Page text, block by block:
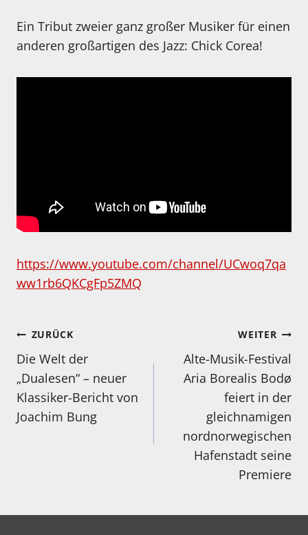
Ein Tribut zweier ganz großer Musiker für einen
anderen großartigen des Jazz: Chick Corea!
https://www.youtube.com/channel/UCwoq7qa
ww1rb6QKCgFp5ZMQ
Beitragsnavigation
ZURÜCK
Die Welt der
„Dualesen“ – neuer
Klassiker-Bericht von
Joachim Bung
WEITER
Alte-Musik-Festival
Aria Borealis Bodø
feiert in der
gleichnamigen
nordnorwegischen
Hafenstadt seine
Premiere